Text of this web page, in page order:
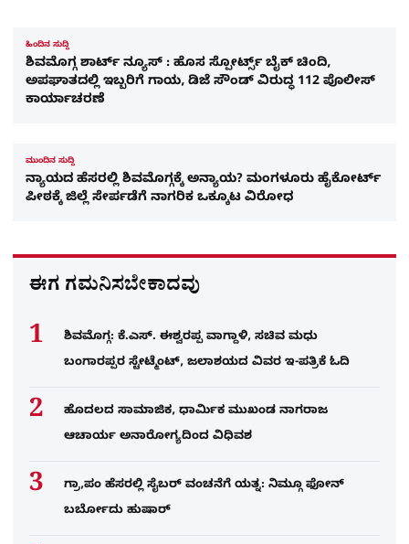
ಹಿಂದಿನ ಸುದ್ದಿ
ಶಿವಮೊಗ್ಗ ಶಾರ್ಟ್ ನ್ಯೂಸ್ : ಹೊಸ ಸ್ಪೋರ್ಟ್ಸ್​ ಬೈಕ್​ ಚಿಂದಿ,
ಅಪಘಾತದಲ್ಲಿ ಇಬ್ಬರಿಗೆ ಗಾಯ, ಡಿಜೆ ಸೌಂಡ್​ ವಿರುದ್ಧ 112 ಪೊಲೀಸ್
ಕಾರ್ಯಾಚರಣೆ
ಮುಂದಿನ ಸುದ್ದಿ
ನ್ಯಾಯದ ಹೆಸರಲ್ಲಿ ಶಿವಮೊಗ್ಗಕ್ಕೆ ಅನ್ಯಾಯ? ಮಂಗಳೂರು ಹೈಕೋರ್ಟ್
ಪೀಠಕ್ಕೆ ಜಿಲ್ಲೆ ಸೇರ್ಪಡೆಗೆ ನಾಗರಿಕ ಒಕ್ಕೂಟ ವಿರೋಧ
ಈಗ ಗಮನಿಸಬೇಕಾದವು
ಶಿವಮೊಗ್ಗ: ಕೆ.ಎಸ್. ಈಶ್ವರಪ್ಪ ವಾಗ್ದಾಳಿ, ಸಚಿವ ಮಧು
ಬಂಗಾರಪ್ಪರ ಸ್ಟೇಟ್ಮೆಂಟ್, ಜಲಾಶಯದ ವಿವರ ಇ-ಪತ್ರಿಕೆ ಓದಿ
ಹೊದಲದ ಸಾಮಾಜಿಕ, ಧಾರ್ಮಿಕ ಮುಖಂಡ ನಾಗರಾಜ
ಆಚಾರ್ಯ ಅನಾರೋಗ್ಯದಿಂದ ವಿಧಿವಶ
ಗ್ರಾ,ಪಂ ಹೆಸರಲ್ಲಿ ಸೈಬ‌ರ್ ವಂಚನೆಗೆ ಯತ್ನ: ನಿಮ್ಗೂ ಫೋನ್​
ಬರ್ಬೋದು ಹುಷಾರ್​​